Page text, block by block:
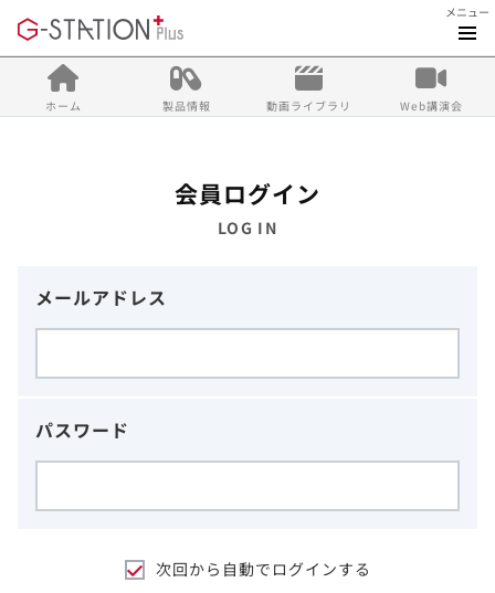
メニュー
ホーム 製品情報 動画ライブラリ Web講演会
会員ログイン
LOG IN
メールアドレス
パスワード
次回から自動でログインする